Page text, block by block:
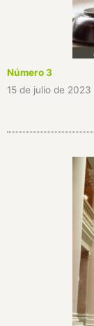
Número 3
15 de julio de 2023